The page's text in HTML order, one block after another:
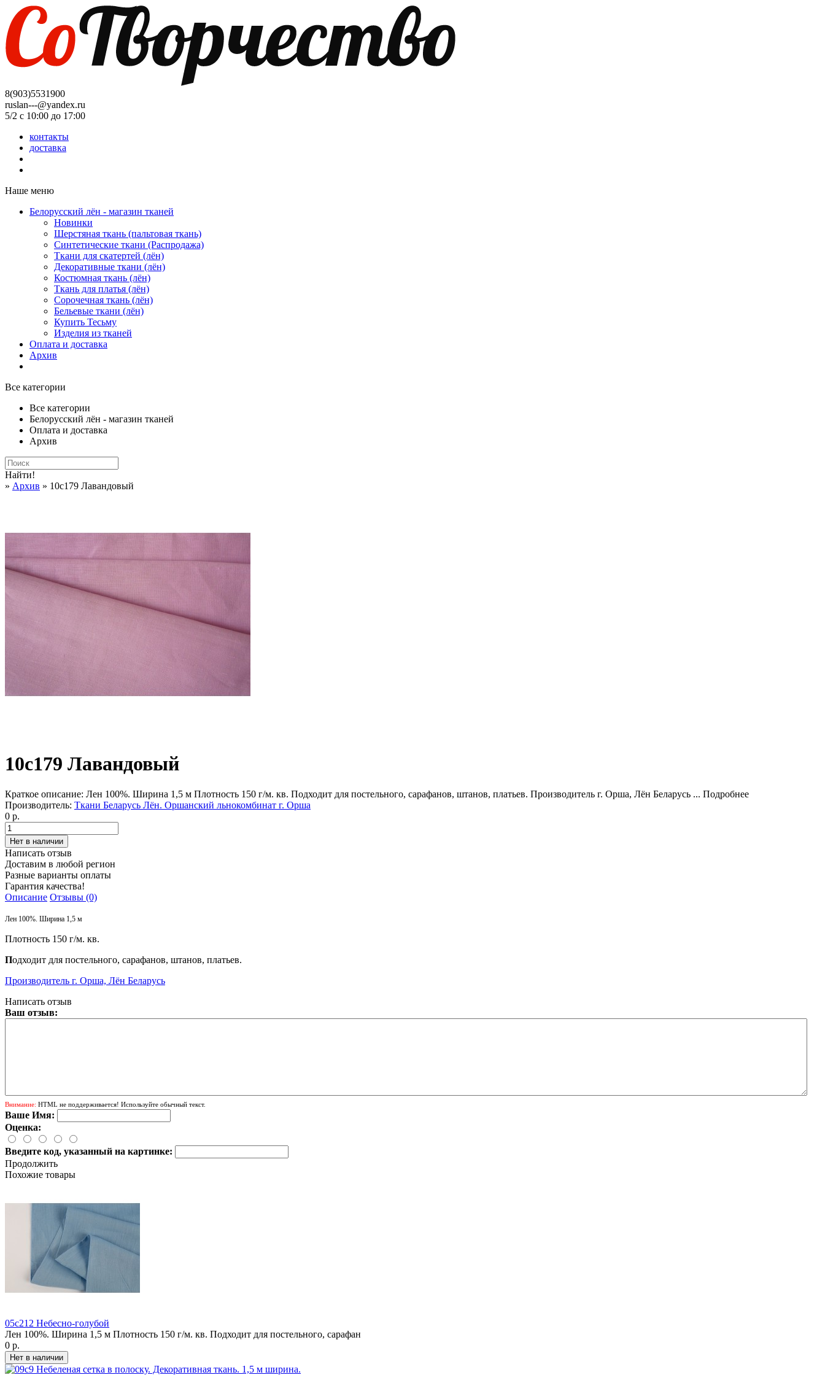
8(903)5531900
ruslan---@yandex.ru
5/2 с 10:00 до 17:00
контакты
доставка
Наше меню
Белорусский лён - магазин тканей
Новинки
Шерстяная ткань (пальтовая ткань)
Синтетические ткани (Распродажа)
Ткани для скатертей (лён)
Декоративные ткани (лён)
Костюмная ткань (лён)
Ткань для платья (лён)
Сорочечная ткань (лён)
Бельевые ткани (лён)
Купить Тесьму
Изделия из тканей
Оплата и доставка
Архив
Все категории
Все категории
Белорусский лён - магазин тканей
Оплата и доставка
Архив
Найти!
» Архив » 10с179 Лавандовый
10с179 Лавандовый
Краткое описание: Лен 100%. Ширина 1,5 м Плотность 150 г/м. кв. Подходит для постельного, сарафанов, штанов, платьев. Производитель г. Орша, Лён Беларусь ... Подробнее
Производитель: Ткани Беларусь Лён. Оршанский льнокомбинат г. Орша
0 р.
Написать отзыв
Доставим в любой регион
Разные варианты оплаты
Гарантия качества!
Описание Отзывы (0)
Лен 100%. Ширина 1,5 м
Плотность 150 г/м. кв.
Подходит для постельного, сарафанов, штанов, платьев.
Производитель г. Орша, Лён Беларусь
Написать отзыв
Ваш отзыв:
Внимание: HTML не поддерживается! Используйте обычный текст.
Ваше Имя:
Оценка:
Введите код, указанный на картинке:
Продолжить
Похожие товары
05с212 Небесно-голубой
Лен 100%. Ширина 1,5 м Плотность 150 г/м. кв. Подходит для постельного, сарафан
0 р.